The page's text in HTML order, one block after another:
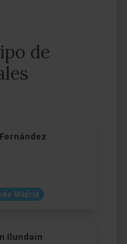
de
Madrid
Ilundain